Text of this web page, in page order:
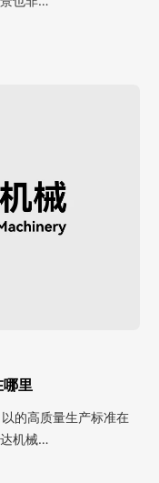
哪里
的高质量生产标准在
机械…